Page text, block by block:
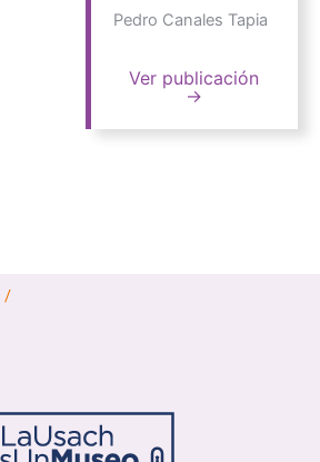
Pedro Canales Tapia
Ver publicación
→
/